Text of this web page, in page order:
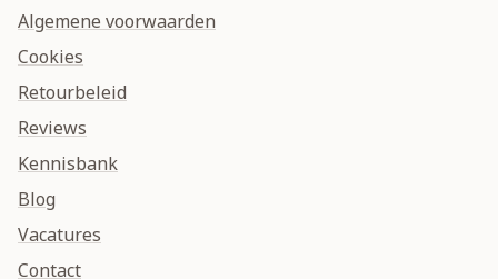
Algemene voorwaarden
Cookies
Retourbeleid
Reviews
Kennisbank
Blog
Vacatures
Contact